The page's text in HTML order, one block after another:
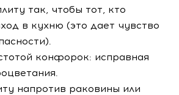
так, чтобы тот, кто
в кухню (это дает чувство
конфорок: исправная
напротив раковины или